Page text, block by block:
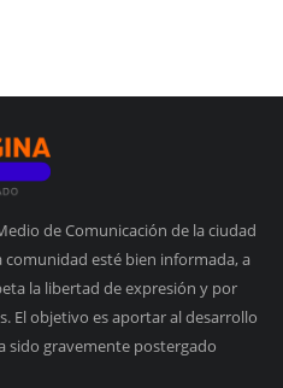
de Comunicación de la ciudad
esté bien informada, a
la libertad de expresión y por
El objetivo es aportar al desarrollo
sido gravemente postergado